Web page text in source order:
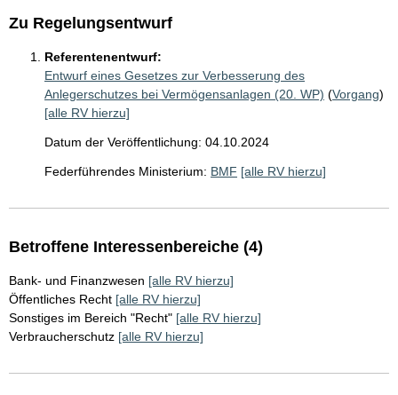
Zu Regelungsentwurf
Referentenentwurf:
Entwurf eines Gesetzes zur Verbesserung des
Anlegerschutzes bei Vermögensanlagen (20. WP) (Vorgang)
[alle RV hierzu]
Datum der Veröffentlichung: 04.10.2024
Federführendes Ministerium: BMF [alle RV hierzu]
Betroffene Interessenbereiche (4)
Bank- und Finanzwesen [alle RV hierzu]
Öffentliches Recht [alle RV hierzu]
Sonstiges im Bereich "Recht" [alle RV hierzu]
Verbraucherschutz [alle RV hierzu]